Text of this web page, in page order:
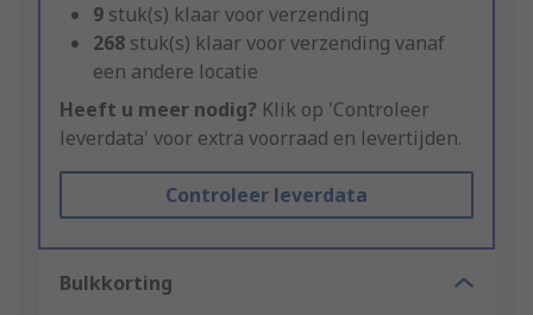
9 stuk(s) klaar voor verzending
268 stuk(s) klaar voor verzending vanaf
een andere locatie
Heeft u meer nodig? Klik op 'Controleer
leverdata' voor extra voorraad en levertijden.
Controleer leverdata
Bulkkorting